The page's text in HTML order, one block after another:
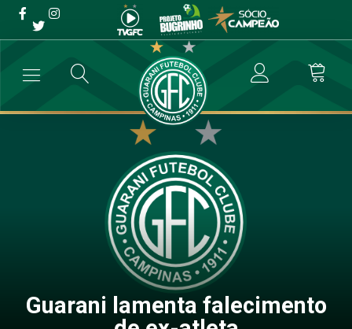
Guarani lamenta
falecimento de ex-atleta
Comunicados → Guarani lamenta falecimento de ex-atleta
Guarani lamenta falecimento